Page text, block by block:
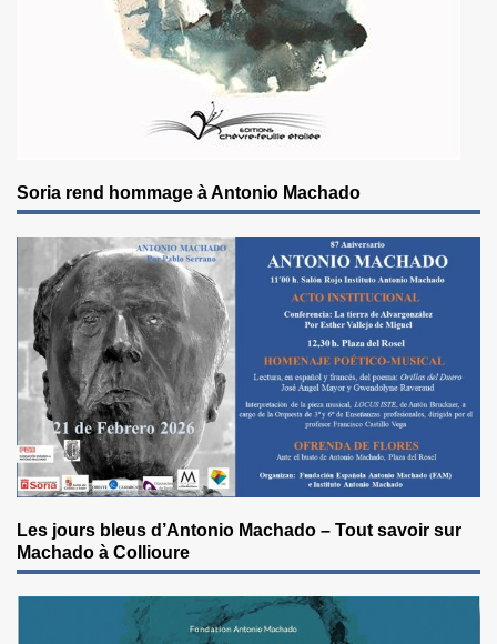
Soria rend hommage à Antonio Machado
Les jours bleus d’Antonio Machado – Tout savoir sur
Machado à Collioure